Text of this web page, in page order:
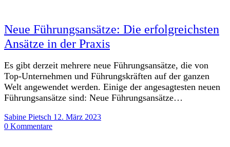
Neue Führungsansätze: Die erfolgreichsten
Ansätze in der Praxis
Es gibt derzeit mehrere neue Führungsansätze, die von
Top-Unternehmen und Führungskräften auf der ganzen
Welt angewendet werden. Einige der angesagtesten neuen
Führungsansätze sind: Neue Führungsansätze…
Sabine Pietsch 12. März 2023
0 Kommentare